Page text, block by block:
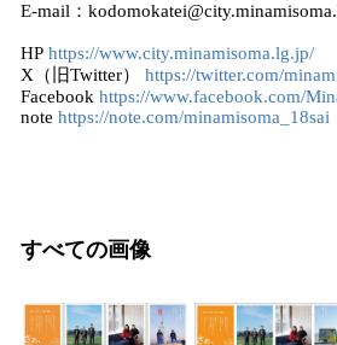
E-mail：
HP https://www.city.minamisoma.lg.jp/
X（旧Twitter） https://twitter.com/
Facebook https://www.facebook.com/
note https://note.com/minamisoma_18sai
すべての画像